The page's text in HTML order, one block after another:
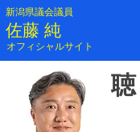
新潟県議会議員
​佐藤 純
​オフィシャルサイト
聴